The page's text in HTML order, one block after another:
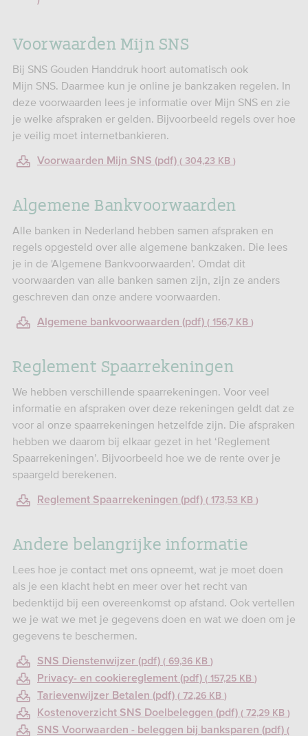
Voorwaarden Mijn SNS
Bij SNS Gouden Handdruk hoort automatisch ook
Mijn SNS. Daarmee kun je online je bankzaken regelen. In
deze voorwaarden lees je informatie over Mijn SNS en zie
je welke afspraken er gelden. Bijvoorbeeld regels over hoe
je veilig moet internetbankieren.
Voorwaarden Mijn SNS (pdf) 304,23 KB
Algemene Bankvoorwaarden
Alle banken in Nederland hebben samen afspraken en
regels opgesteld over alle algemene bankzaken. Die lees
je in de 'Algemene Bankvoorwaarden'. Omdat dit
voorwaarden van alle banken samen zijn, zijn ze anders
geschreven dan onze andere voorwaarden.
Algemene bankvoorwaarden (pdf) 156,7 KB
Reglement Spaarrekeningen
We hebben verschillende spaarrekeningen. Voor veel
informatie en afspraken over deze rekeningen geldt dat ze
voor al onze spaarrekeningen hetzelfde zijn. Die afspraken
hebben we daarom bij elkaar gezet in het ‘Reglement
Spaarrekeningen’. Bijvoorbeeld hoe we de rente over je
spaargeld berekenen.
Reglement Spaarrekeningen (pdf) 173,53 KB
Andere belangrijke informatie
Lees hoe je contact met ons opneemt, wat je moet doen
als je een klacht hebt en meer over het recht van
bedenktijd bij een overeenkomst op afstand. Ook vertellen
we je wat we met je gegevens doen en wat we doen om je
gegevens te beschermen.
SNS Dienstenwijzer (pdf) 69,36 KB
Privacy- en cookiereglement (pdf) 157,25 KB
Tarievenwijzer Betalen (pdf) 72,26 KB
Kostenoverzicht SNS Doelbeleggen (pdf) 72,29 KB
SNS Voorwaarden - beleggen bij banksparen (pdf)